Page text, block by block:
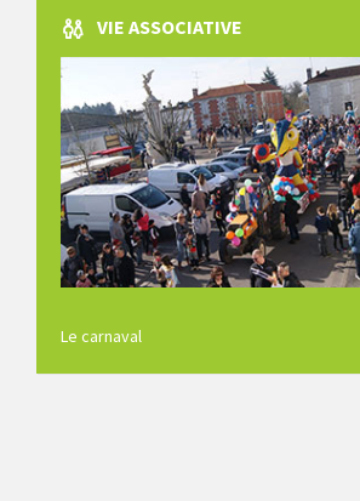
VIE ASSOCIATIVE
Le carnaval